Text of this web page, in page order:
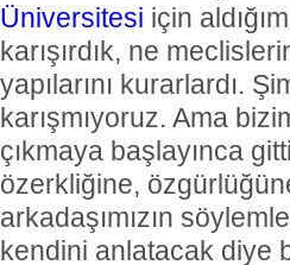
Üniversitesi için
karışırdık, ne
yapılarını kurarlardı.
karışmıyoruz. Ama
çıkmaya başlayınca
özerkliğine,
arkadaşımızın
kendini anlatacak diye